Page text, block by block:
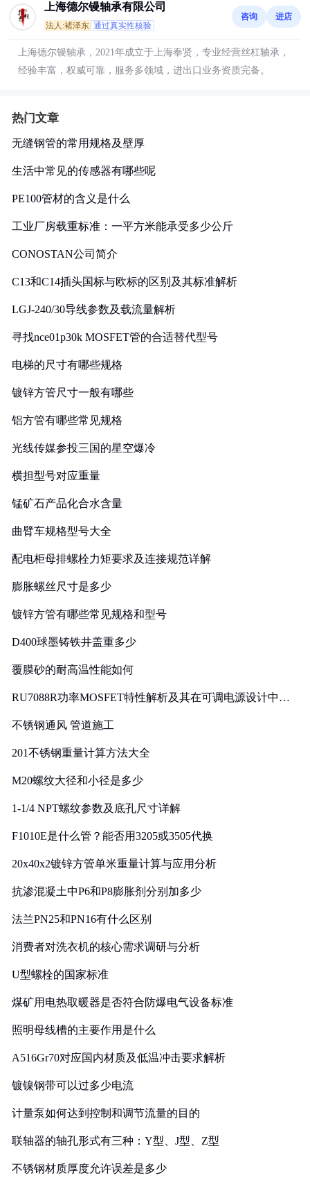
上海德尔镘轴承有限公司
法人:褚泽东 通过真实性核验
咨询 进店
上海德尔镘轴承，2021年成立于上海奉贤，专业经营丝杠轴承，
经验丰富，权威可靠，服务多领域，进出口业务资质完备。
热门文章
无缝钢管的常用规格及壁厚
生活中常见的传感器有哪些呢
PE100管材的含义是什么
工业厂房载重标准：一平方米能承受多少公斤
CONOSTAN公司简介
C13和C14插头国标与欧标的区别及其标准解析
LGJ-240/30导线参数及载流量解析
寻找nce01p30k MOSFET管的合适替代型号
电梯的尺寸有哪些规格
镀锌方管尺寸一般有哪些
铝方管有哪些常见规格
光线传媒参投三国的星空爆冷
横担型号对应重量
锰矿石产品化合水含量
曲臂车规格型号大全
配电柜母排螺栓力矩要求及连接规范详解
膨胀螺丝尺寸是多少
镀锌方管有哪些常见规格和型号
D400球墨铸铁井盖重多少
覆膜砂的耐高温性能如何
RU7088R功率MOSFET特性解析及其在可调电源设计中的
不锈钢通风 管道施工
201不锈钢重量计算方法大全
M20螺纹大径和小径是多少
1-1/4 NPT螺纹参数及底孔尺寸详解
F1010E是什么管？能否用3205或3505代换
20x40x2镀锌方管单米重量计算与应用分析
抗渗混凝土中P6和P8膨胀剂分别加多少
法兰PN25和PN16有什么区别
消费者对洗衣机的核心需求调研与分析
U型螺栓的国家标准
煤矿用电热取暖器是否符合防爆电气设备标准
照明母线槽的主要作用是什么
A516Gr70对应国内材质及低温冲击要求解析
镀镍钢带可以过多少电流
计量泵如何达到控制和调节流量的目的
联轴器的轴孔形式有三种：Y型、J型、Z型
不锈钢材质厚度允许误差是多少